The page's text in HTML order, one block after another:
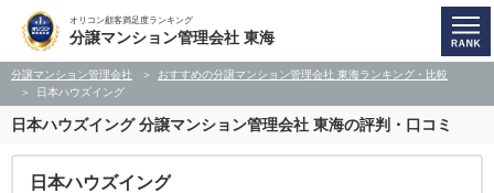
オリコン顧客満足度ランキング
分譲マンション管理会社 東海
分譲マンション管理会社
おすすめの分譲マンション管理会社 東海ランキング・比較
日本ハウズイング
日本ハウズイング分譲マンション管理会社 東海の評判・口コミ
日本ハウズイング